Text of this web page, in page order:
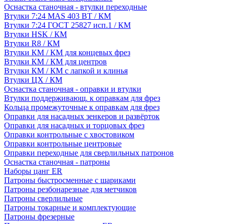
Оснастка станочная - втулки переходные
Втулки 7:24 MAS 403 BT / КМ
Втулки 7:24 ГОСТ 25827 исп.1 / КМ
Втулки HSK / КМ
Втулки R8 / КМ
Втулки КМ / КМ для концевых фрез
Втулки КМ / КМ для центров
Втулки КМ / КМ с лапкой и клинья
Втулки ЦХ / КМ
Оснастка станочная - оправки и втулки
Втулки поддерживающ. к оправкам для фрез
Кольца промежуточные к оправкам для фрез
Оправки для насадных зенкеров и развёрток
Оправки для насадных и торцовых фрез
Оправки контрольные с хвостовиком
Оправки контрольные центровые
Оправки переходные для сверлильных патронов
Оснастка станочная - патроны
Наборы цанг ER
Патроны быстросменные с шариками
Патроны резбонарезные для метчиков
Патроны сверлильные
Патроны токарные и комплектующие
Патроны фрезерные